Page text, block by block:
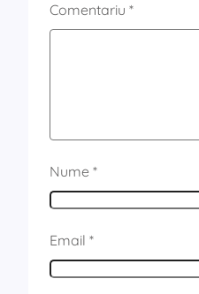
Comentariu *
Nume *
Email *